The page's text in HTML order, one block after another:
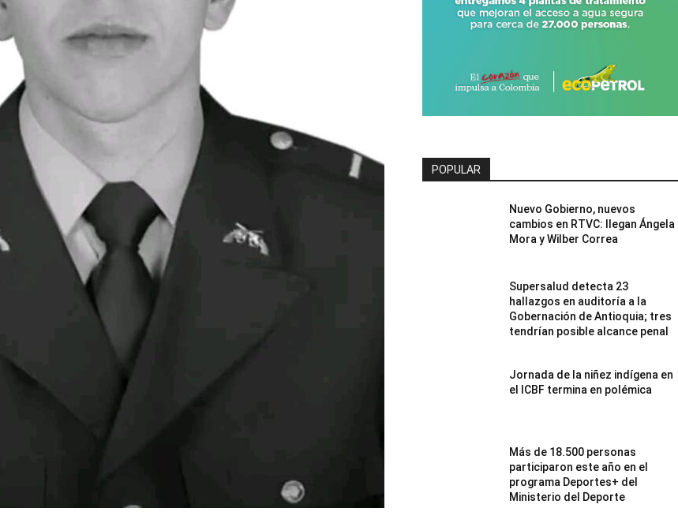
POPULAR
Nuevo Gobierno, nuevos
cambios en RTVC: llegan Ángela
Mora y Wilber Correa
Supersalud detecta 23
hallazgos en auditoría a la
Gobernación de Antioquia; tres
tendrían posible alcance penal
Jornada de la niñez indígena en
el ICBF termina en polémica
Más de 18.500 personas
participaron este año en el
programa Deportes+ del
Ministerio del Deporte